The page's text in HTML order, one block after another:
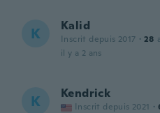
K Kalid
Inscrit depuis 2017 · 28
il y a 2 ans
K Kendrick
Inscrit depuis 2021 ·